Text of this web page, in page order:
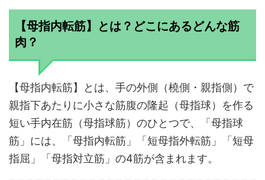
【母指内転筋】とは？どこにあるどんな筋
肉？
【母指内転筋】とは、手の外側（橈側・親指側）で
親指下あたりに小さな筋腹の隆起（母指球）を作る
短い手内在筋（母指球筋）のひとつで、「母指球
筋」には、「母指内転筋」「短母指外転筋」「短母
指屈」「母指対立筋」の4筋が含まれます。